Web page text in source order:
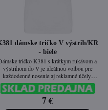
dámske tričko V výstrih/KR
- biele
tričko K381 s krátkym rukávom a
výstrihom do V je ideálnou voľbou pre
každodenné nosenie aj reklamné účely.
Enzýmové pranie zaručuje hladký povrch,
príjemný pocit na dotyk a dlhú životnosť.
Tričko je vyrobené z 100 % česanej bavlny
a je dostupné v 21 farbách.
7 €